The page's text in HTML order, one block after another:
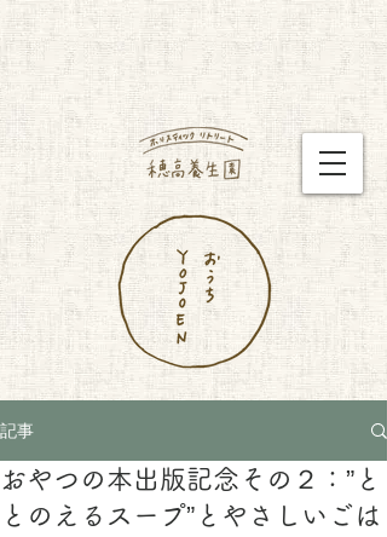
記事
おやつの本出版記念その２：”と
とのえるスープ”とやさしいごは